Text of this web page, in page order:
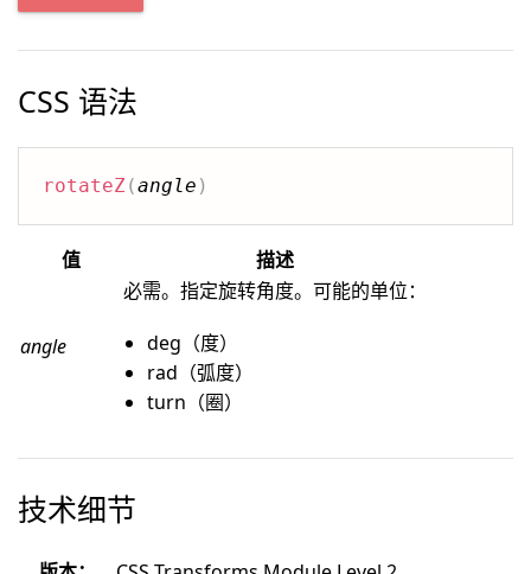
CSS 语法
rotateZ(angle )
值 描述
angle
必需。指定旋转角度。可能的单位：
deg（度）
rad（弧度）
turn（圈）
技术细节